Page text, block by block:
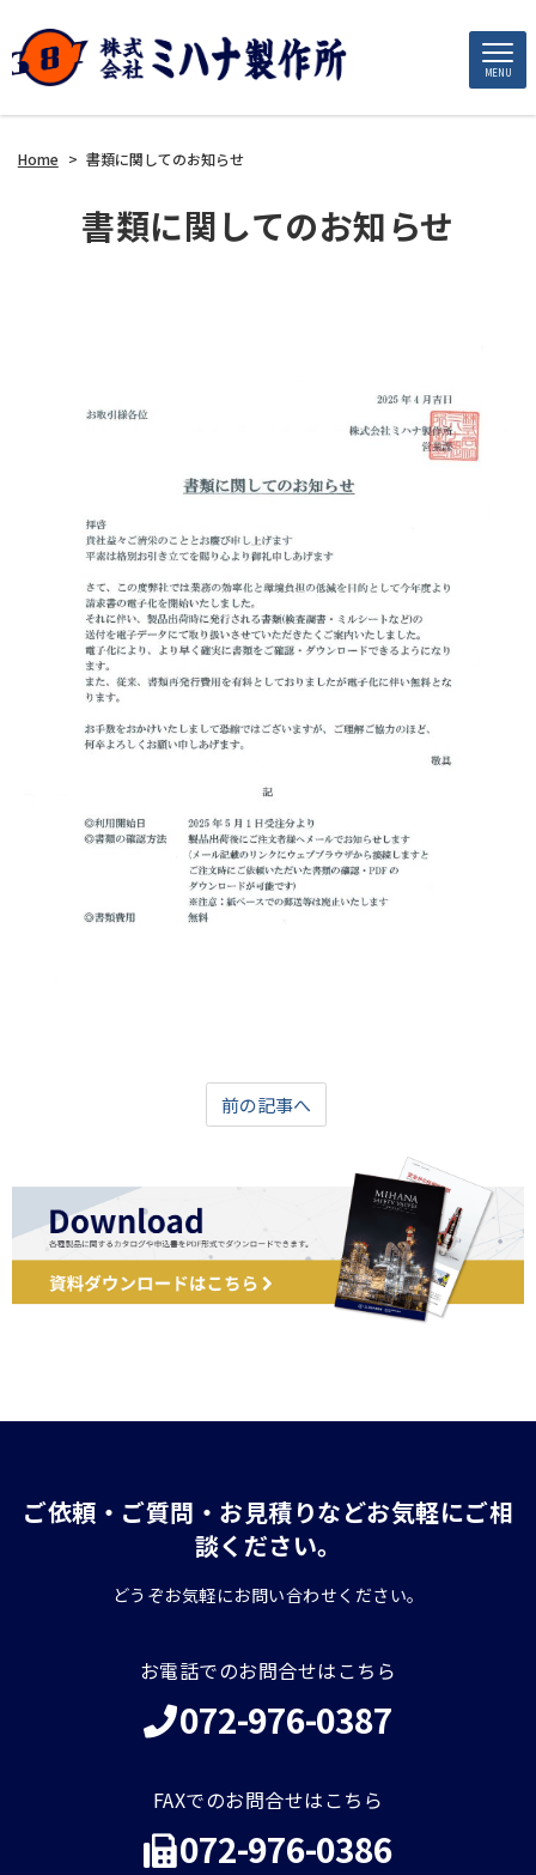
MENU
Home > 書類に関してのお知らせ
書類に関してのお知らせ
前の記事へ
ご依頼・ご質問・お見積りなどお気軽にご相
談ください。
どうぞお気軽にお問い合わせください。
お電話でのお問合せはこちら
072-976-0387
FAXでのお問合せはこちら
072-976-0386